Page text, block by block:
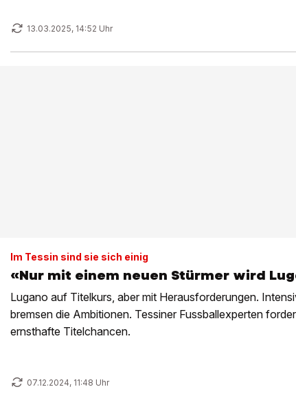
13.03.2025, 14:52 Uhr
Im Tessin sind sie sich einig
«Nur mit einem neuen Stürmer wird
Lugano auf Titelkurs, aber mit Herausforderungen.
bremsen die Ambitionen. Tessiner Fussballexperten
ernsthafte Titelchancen.
07.12.2024, 11:48 Uhr